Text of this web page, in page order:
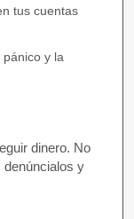
tus cuentas
y la
dinero. No
denúncialos y